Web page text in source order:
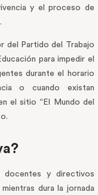
y el proceso de
del Partido del Trabajo
para impedir el
durante el horario
o cuando existan
el sitio “El Mundo del
docentes y directivos
mientras dura la jornada